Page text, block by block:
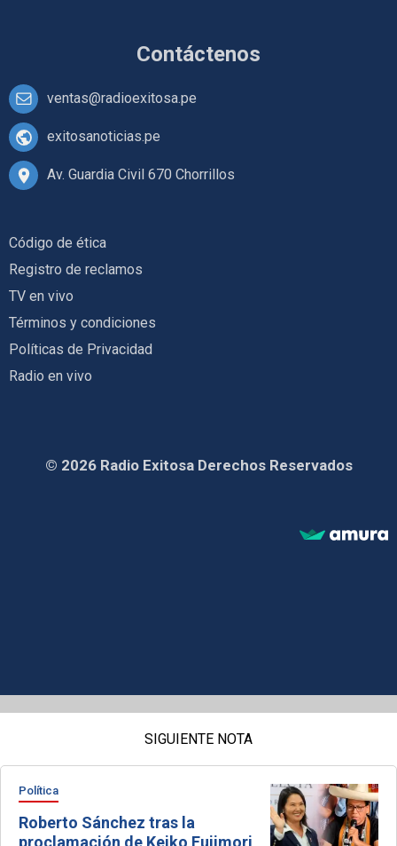
Contáctenos
ventas@radioexitosa.pe
exitosanoticias.pe
Av. Guardia Civil 670 Chorrillos
Código de ética
Registro de reclamos
TV en vivo
Términos y condiciones
Políticas de Privacidad
Radio en vivo
© 2026 Radio Exitosa Derechos Reservados
SIGUIENTE NOTA
Política
Roberto Sánchez tras la
proclamación de Keiko Fujimori